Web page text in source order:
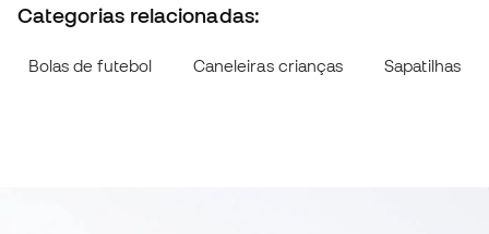
Categorias relacionadas:
Bolas de futebol Caneleiras crianças Sapatilhas